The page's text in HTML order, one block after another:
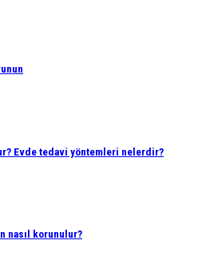
Evde tedavi yöntemleri nelerdir?
nasıl korunulur?